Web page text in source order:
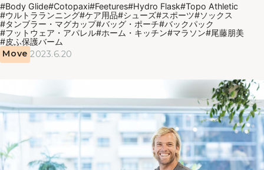
#Body Glide#Cotopaxi#Feetures#Hydro Flask#Topo Athletic
#ウルトラランニング#ケア用品#シューズ#スポーツ#ソックス
#タンブラー・マグカップ#バッグ・ポーチ#バックパック
#フットウェア・アパレル#ホーム・キッチン#マラソン#尾藤朋美
#皮ふ保護バーム
Move 2023.6.20